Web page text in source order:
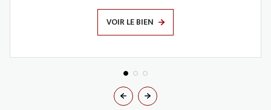
VOIR LE BIEN